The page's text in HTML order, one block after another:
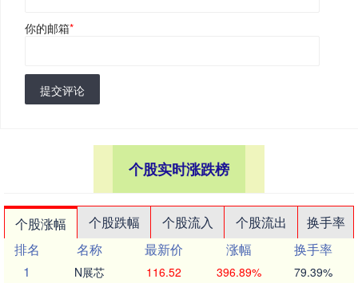
你的邮箱*
提交评论
个股实时涨跌榜
个股涨幅 个股跌幅 个股流入 个股流出
换手率
排名
名称 最新价 涨幅
换手率
1
N展芯 116.52 396.89% 79.39%